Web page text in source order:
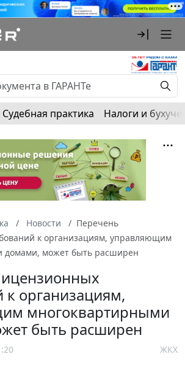
Судебная практика Налоги и
Новости
Перечень
к организациям, управляющим
домами, может быть расширен
к организациям,
многоквартирными
быть расширен
ЖКХ